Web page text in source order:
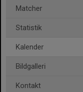
Matcher
Statistik
Kalender
Bildgalleri
Kontakt